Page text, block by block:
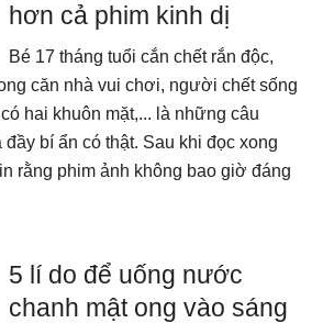
hơn cả phim kinh dị
Bé 17 tháng tuổi cắn chết rắn độc,
căn nhà vui chơi, người chết sống
hai khuôn mặt,... là những câu
bí ẩn có thật. Sau khi đọc xong
rằng phim ảnh không bao giờ đáng
5 lí do để uống nước
chanh mật ong vào sáng